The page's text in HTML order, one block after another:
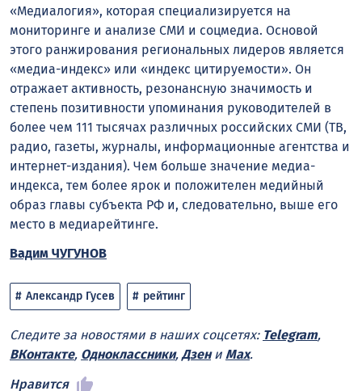
«Медиалогия», которая специализируется на
мониторинге и анализе СМИ и соцмедиа. Основой
этого ранжирования региональных лидеров является
«медиа-индекс» или «индекс цитируемости». Он
отражает активность, резонансную значимость и
степень позитивности упоминания руководителей в
более чем 111 тысячах различных российских СМИ (ТВ,
радио, газеты, журналы, информационные агентства и
интернет-издания). Чем больше значение медиа-
индекса, тем более ярок и положителен медийный
образ главы субъекта РФ и, следовательно, выше его
место в медиарейтинге.
Вадим ЧУГУНОВ
Александр Гусев рейтинг
Следите за новостями в наших соцсетях: Telegram,
ВКонтакте, Одноклассники, Дзени Max.
Нравится